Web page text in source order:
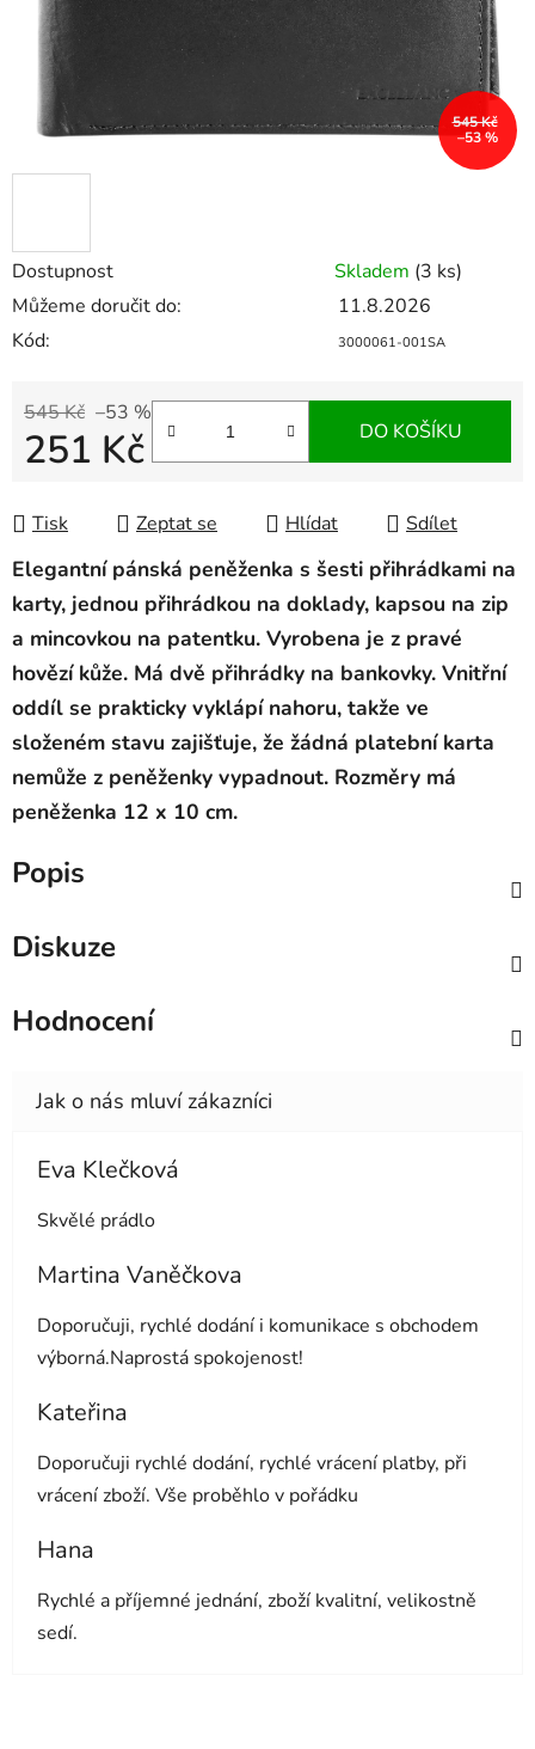
Dostupnost Skladem (3 ks)
Můžeme doručit do:
11.8.2026
Kód:
3000061-001SA
545 Kč –53 %
251 Kč DO KOŠÍKU
Tisk Zeptat se Hlídat Sdílet
Elegantní pánská peněženka s šesti přihrádkami na
karty, jednou přihrádkou na doklady, kapsou na zip
a mincovkou na patentku. Vyrobena je z pravé
hovězí kůže. Má dvě přihrádky na bankovky. Vnitřní
oddíl se prakticky vyklápí nahoru, takže ve
složeném stavu zajišťuje, že žádná platební karta
nemůže z peněženky vypadnout. Rozměry má
peněženka 12 x 10 cm.
545 Kč
–53 %
Popis
Diskuze
Hodnocení
Eva Klečková
Skvělé prádlo
Martina Vaněčkova
Doporučuji, rychlé dodání i komunikace s obchodem
výborná.Naprostá spokojenost!
Kateřina
Doporučuji rychlé dodání, rychlé vrácení platby, při
vrácení zboží. Vše proběhlo v pořádku
Hana
Rychlé a příjemné jednání, zboží kvalitní, velikostně
sedí.